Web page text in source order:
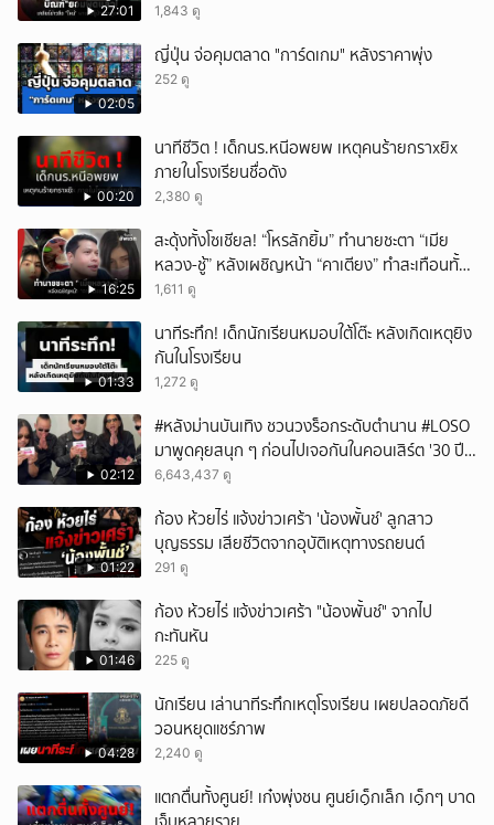
27:01 1,843 ดู
02:05
ญี่ปุ่น จ่อคุมตลาด "การ์ดเกม" หลังราคาพุ่ง
252 ดู
00:20
นาทีชีวิต ! เด็กนร.หนีอพยพ เหตุคนร้ายกราxยิx
ภายในโรงเรียนชื่อดัง
2,380 ดู
16:25
สะดุ้งทั้งโซเชียล! “โหรลักยิ้ม” ทำนายชะตา “เมีย
หลวง-ชู้” หลังเผชิญหน้า “คาเตียง” ทำสะเทือนทั้ง
ประเทศ
1,611 ดู
01:33
นาทีระทึก! เด็กนักเรียนหมอบใต้โต๊ะ หลังเกิดเหตุยิง
กันในโรงเรียน
1,272 ดู
02:12
#หลังม่านบันเทิง ชวนวงร็อกระดับตำนาน #LOSO
มาพูดคุยสนุก ๆ ก่อนไปเจอกันในคอนเสิร์ต '30 ปี
LOSO นานเท่าไรก็รอ'
6,643,437 ดู
01:22
ก้อง ห้วยไร่ แจ้งข่าวเศร้า 'น้องพั้นช์' ลูกสาว
บุญธรรม เสียชีวิตจากอุบัติเหตุทางรถยนต์
291 ดู
01:46
ก้อง ห้วยไร่ แจ้งข่าวเศร้า "น้องพั้นช์" จากไป
กะทันหัน
225 ดู
04:28
นักเรียน เล่านาทีระทึกเหตุโรงเรียน เผยปลอดภัยดี
วอนหยุดแชร์ภาพ
2,240 ดู
แตกตื่นทั้งศูนย์! เก๋งพุ่งชน ศูนย์เ๑็กเล็ก เ๑็กๆ บาด